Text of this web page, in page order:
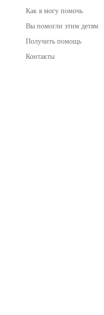
Как я могу помочь
Вы помогли этим детям
Получить помощь
Контакты